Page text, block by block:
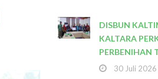
DISBUN
KALTARA
PERBENIHAN
30 Juli 2026